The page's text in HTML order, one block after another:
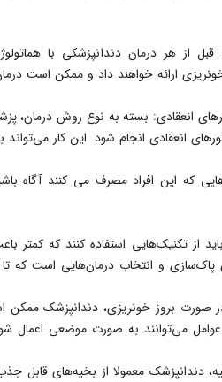
قبل از هر درمان دندانپزشکی با
ارائه خواهند داد و ممکن است
انعقادی: بسته به نوع روش
انعقادی انجام شود. این کار
که این افراد مصرف می کنند آگاه
از تکنیک‌هایی استفاده کنند که کمتر
و انتخاب درمان‌هایی است که
صورت بروز خونریزی، دندانپزشک ممکن
می‌توانند به صورت موضعی اعمال
دندانپزشک معمولا از بخیه‌های قابل